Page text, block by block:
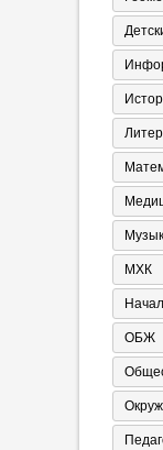
МХК
ОБЖ